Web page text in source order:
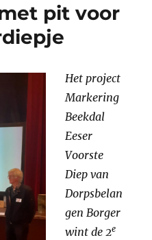
pit voor
Het project
Markering
Beekdal
Eeser
Voorste
Diep van
Dorpsbelan
gen Borger
wint de 2e